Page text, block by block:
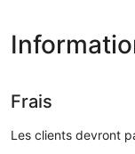
Frais
Les clients devront